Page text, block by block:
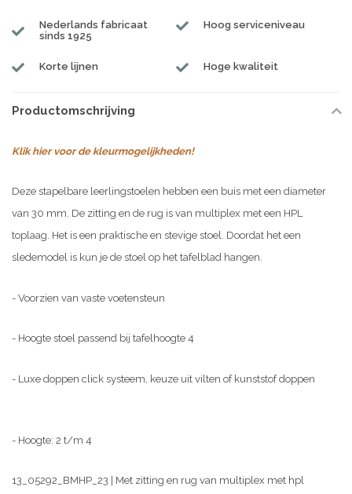
Nederlands fabricaat
sinds 1925
Hoog serviceniveau
Korte lijnen Hoge kwaliteit
Productomschrijving
Klik hier voor de kleurmogelijkheden!
Deze stapelbare leerlingstoelen hebben een buis met een diameter
van 30 mm. De zitting en de rug is van multiplex met een HPL
toplaag. Het is een praktische en stevige stoel. Doordat het een
sledemodel is kun je de stoel op het tafelblad hangen.
- Voorzien van vaste voetensteun
- Hoogte stoel passend bij tafelhoogte 4
- Luxe doppen click systeem, keuze uit vilten of kunststof doppen
- Hoogte: 2 t/m 4
13_05292_BMHP_23 | Met zitting en rug van multiplex met hpl